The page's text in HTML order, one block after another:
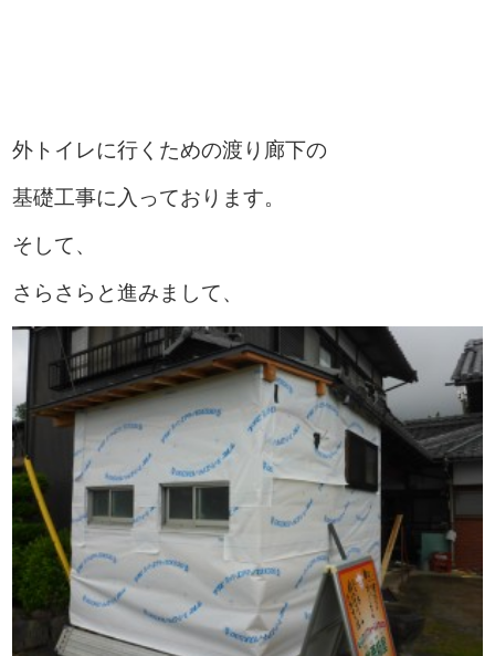
外トイレに行くための渡り廊下の
基礎工事に入っております。
そして、
さらさらと進みまして、